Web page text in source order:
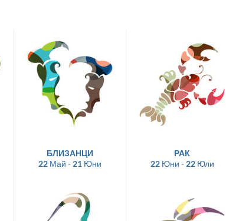
БЛИЗАНЦИ
22 Май - 21 Юни
РАК
22 Юни - 22 Юли